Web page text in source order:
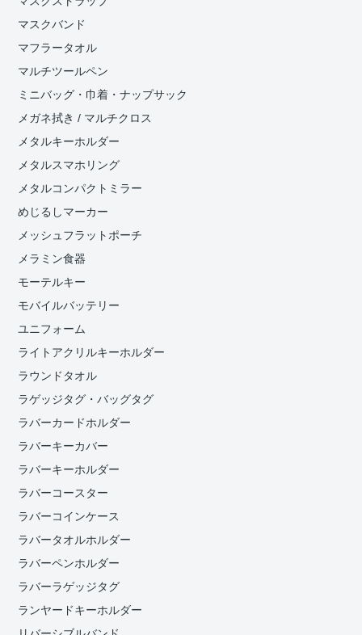
マスクバンド
マフラータオル
マルチツールペン
ミニバッグ・巾着・ナップサック
メガネ拭き / マルチクロス
メタルキーホルダー
メタルスマホリング
メタルコンパクトミラー
めじるしマーカー
メッシュフラットポーチ
メラミン食器
モーテルキー
モバイルバッテリー
ユニフォーム
ライトアクリルキーホルダー
ラウンドタオル
ラゲッジタグ・バッグタグ
ラバーカードホルダー
ラバーキーカバー
ラバーキーホルダー
ラバーコースター
ラバーコインケース
ラバータオルホルダー
ラバーペンホルダー
ラバーラゲッジタグ
ランヤードキーホルダー